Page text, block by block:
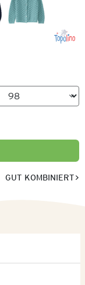
GUT KOMBINIERT